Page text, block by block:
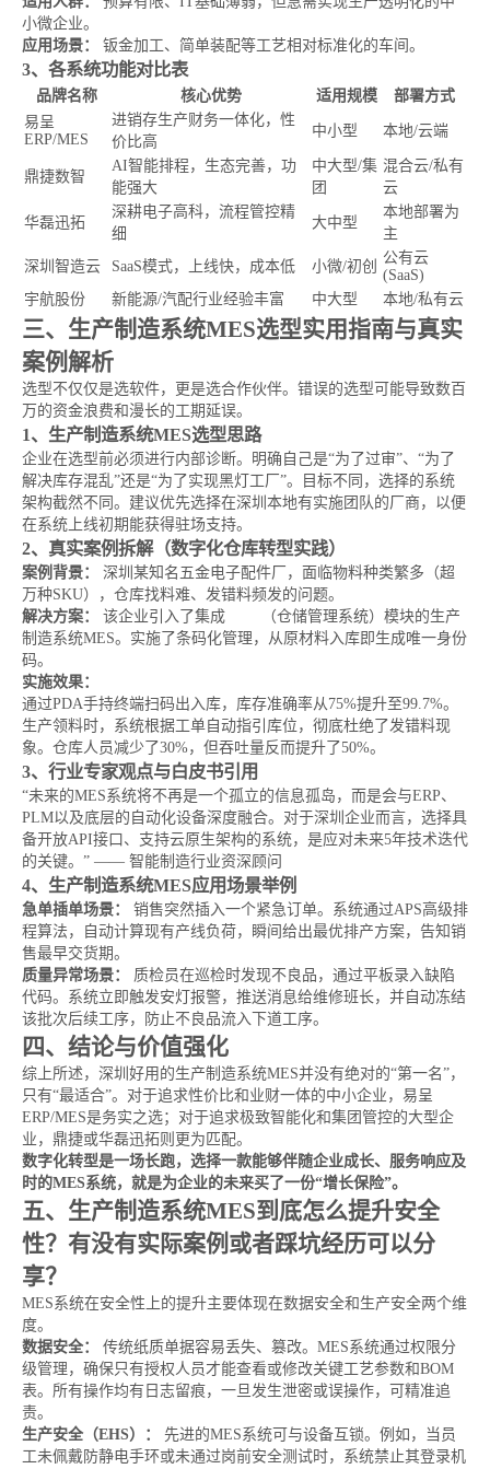
小微企业。
应用场景：
钣金加工、简单装配等工艺相对标准化的车间。
3、各系统功能对比表
品牌名称 核心优势 适用规模
部署方式
易呈
ERP/MES
进销存生产财务一体化，性
价比高
中小型 本地/云端
鼎捷数智
AI智能排程，生态完善，功
能强大
中大型/集
团
混合云/私有
云
华磊迅拓
深耕电子高科，流程管控精
细
大中型
本地部署为
主
深圳智造云
SaaS模式，上线快，成本低 小微/初创
公有云
(SaaS)
宇航股份
新能源/汽配行业经验丰富 中大型 本地/私有云
三、生产制造系统MES选型实用指南与真实
案例解析
选型不仅仅是选软件，更是选合作伙伴。错误的选型可能导致数百
万的资金浪费和漫长的工期延误。
1、生产制造系统MES选型思路
企业在选型前必须进行内部诊断。明确自己是“为了过审”、“为了
解决库存混乱”还是“为了实现黑灯工厂”。目标不同，选择的系统
架构截然不同。建议优先选择在深圳本地有实施团队的厂商，以便
在系统上线初期能获得驻场支持。
2、真实案例拆解（数字化仓库转型实践）
案例背景：
深圳某知名五金电子配件厂，面临物料种类繁多（超
万种SKU），仓库找料难、发错料频发的问题。
解决方案：
该企业引入了集成
（仓储管理系统）模块的生产
制造系统MES。实施了条码化管理，从原材料入库即生成唯一身份
码。
实施效果：
通过PDA手持终端扫码出入库，库存准确率从75%提升至99.7%。
生产领料时，系统根据工单自动指引库位，彻底杜绝了发错料现
象。仓库人员减少了30%，但吞吐量反而提升了50%。
3、行业专家观点与白皮书引用
“未来的MES系统将不再是一个孤立的信息孤岛，而是会与ERP、
PLM以及底层的自动化设备深度融合。对于深圳企业而言，选择具
备开放API接口、支持云原生架构的系统，是应对未来5年技术迭代
的关键。” —— 智能制造行业资深顾问
4、生产制造系统MES应用场景举例
急单插单场景：
销售突然插入一个紧急订单。系统通过APS高级排
程算法，自动计算现有产线负荷，瞬间给出最优排产方案，告知销
售最早交货期。
质量异常场景：
质检员在巡检时发现不良品，通过平板录入缺陷
代码。系统立即触发安灯报警，推送消息给维修班长，并自动冻结
该批次后续工序，防止不良品流入下道工序。
四、结论与价值强化
综上所述，深圳好用的生产制造系统MES并没有绝对的“第一名”，
只有“最适合”。对于追求性价比和业财一体的中小企业，易呈
ERP/MES是务实之选；对于追求极致智能化和集团管控的大型企
业，鼎捷或华磊迅拓则更为匹配。
数字化转型是一场长跑，选择一款能够伴随企业成长、服务响应及
时的MES系统，就是为企业的未来买了一份“增长保险”。
五、生产制造系统MES到底怎么提升安全
性？有没有实际案例或者踩坑经历可以分
享？
MES系统在安全性上的提升主要体现在数据安全和生产安全两个维
度。
数据安全：
传统纸质单据容易丢失、篡改。MES系统通过权限分
级管理，确保只有授权人员才能查看或修改关键工艺参数和BOM
表。所有操作均有日志留痕，一旦发生泄密或误操作，可精准追
责。
生产安全（EHS）：
先进的MES系统可与设备互锁。例如，当员
工未佩戴防静电手环或未通过岗前安全测试时，系统禁止其登录机